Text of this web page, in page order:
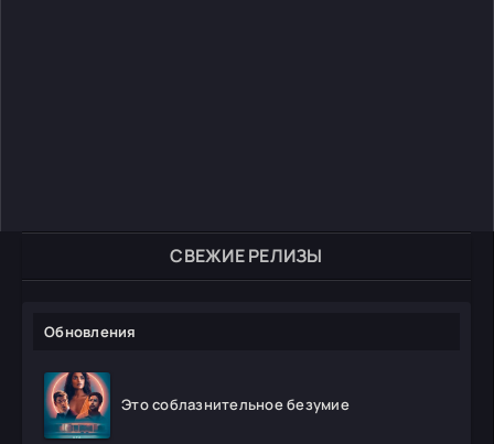
СВЕЖИЕ РЕЛИЗЫ
Обновления
Это соблазнительное безумие